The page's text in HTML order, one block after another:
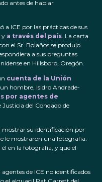
antes de hablar
a ICE por las prácticas de sus
y a través del país. La carta
el Sr. Bolaños se produjo
a sus preguntas
en Hillsboro, Oregón.
cuenta de la Unión
hombre, Isidro Andrade-
por agentes de
del Condado de
mostrar su identificación por
le mostraron una fotografía.
en la fotografía, y que el
de ICE no identificados